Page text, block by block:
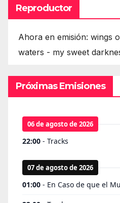
Reproductor
Ahora en emisión: wings
waters - my sweet
Próximas Emisiones